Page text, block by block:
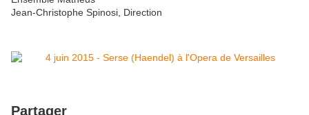
Jean-Christophe Spinosi, Direction
Partager